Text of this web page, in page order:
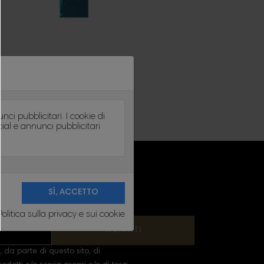
nelle note legali.
ISCRIVITI
da parte di questo sito, di
pubblicitari. I cookie di
e annunci pubblicitari
Politica sulla privacy e sui cookie